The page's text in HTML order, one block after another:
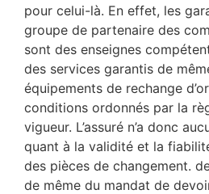
pour celui-là. En effet, les
groupe de partenaire des
sont des enseignes
des services garantis de
équipements de rechange
conditions ordonnés par la
vigueur. L’assuré n’a donc
quant à la validité et la
des pièces de changement.
de même du mandat de